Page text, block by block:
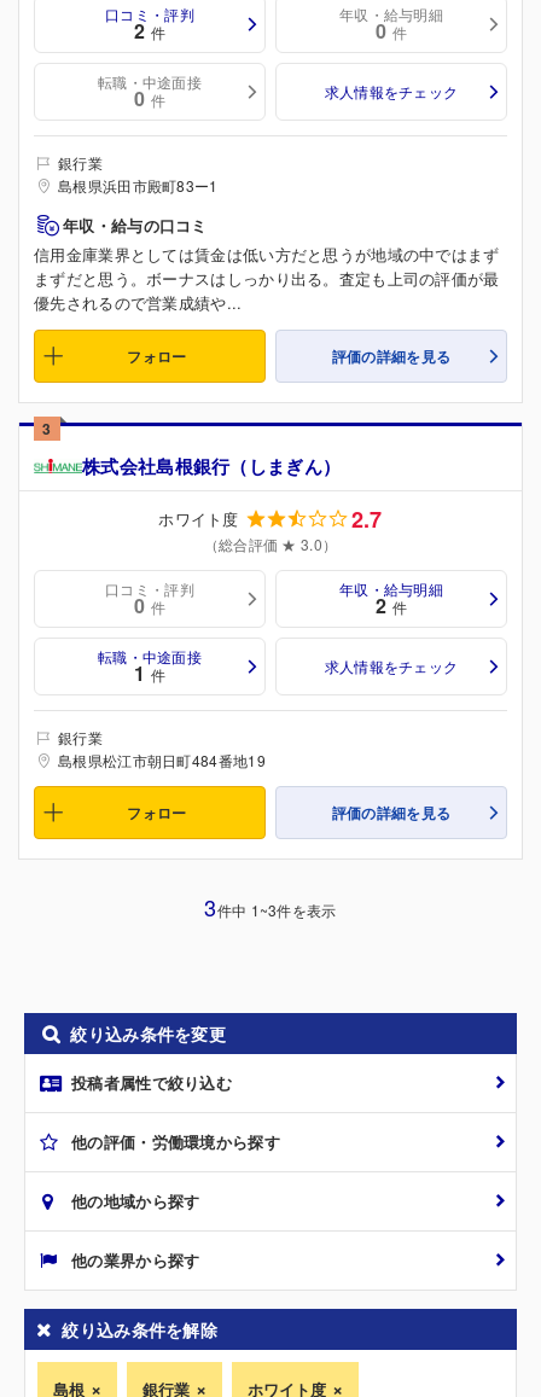
口コミ・評判
2 件
年収・給与明細
0 件
転職・中途面接
0 件 求人情報をチェック
銀行業
島根県浜田市殿町83ー1
年収・給与の口コミ
信用金庫業界としては賃金は低い方だと思うが地域の中ではまず
まずだと思う。ボーナスはしっかり出る。査定も上司の評価が最
優先されるので営業成績や...
フォロー 評価の詳細を見る
3
株式会社島根銀行（しまぎん）
ホワイト度 2.7
（総合評価 ★ 3.0）
口コミ・評判
0 件
年収・給与明細
2 件
転職・中途面接
1 件 求人情報をチェック
銀行業
島根県松江市朝日町484番地19
フォロー 評価の詳細を見る
3件中 1~3件を表示
絞り込み条件を変更
投稿者属性で絞り込む
他の評価・労働環境から探す
他の地域から探す
他の業界から探す
絞り込み条件を解除
島根 銀行業 ホワイト度